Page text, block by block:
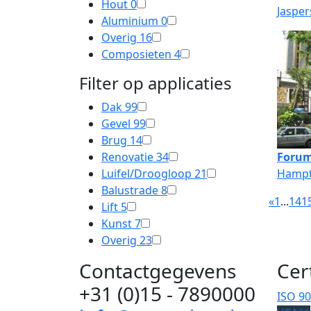
Hout0
Aluminium 0
Overig 16
Composieten 4
Filter op applicaties
Dak99
Gevel 99
Brug 14
Renovatie34
Luifel/Droogloop 21
Balustrade8
Lift 5
Kunst7
Overig 23
«1...14
Contactgegevens
+31 (0)15 - 7890000
ISO